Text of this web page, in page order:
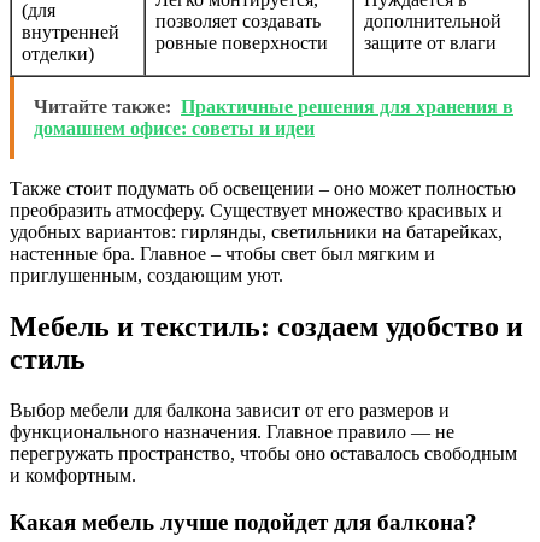
(для
внутренней
отделки)
позволяет создавать
ровные поверхности
дополнительной
защите от влаги
Читайте также: Практичные решения для хранения в
домашнем офисе: советы и идеи
Также стоит подумать об освещении – оно может полностью
преобразить атмосферу. Существует множество красивых и
удобных вариантов: гирлянды, светильники на батарейках,
настенные бра. Главное – чтобы свет был мягким и
приглушенным, создающим уют.
Мебель и текстиль: создаем удобство и
стиль
Выбор мебели для балкона зависит от его размеров и
функционального назначения. Главное правило — не
перегружать пространство, чтобы оно оставалось свободным
и комфортным.
Какая мебель лучше подойдет для балкона?